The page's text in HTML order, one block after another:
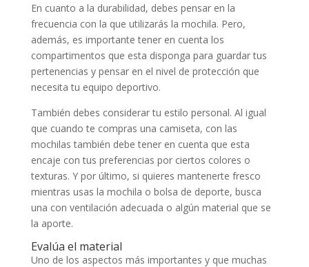
En cuanto a la durabilidad, debes pensar en la
frecuencia con la que utilizarás la mochila. Pero,
además, es importante tener en cuenta los
compartimentos que esta disponga para guardar tus
pertenencias y pensar en el nivel de protección que
necesita tu equipo deportivo.
También debes considerar tu estilo personal. Al igual
que cuando te compras una camiseta, con las
mochilas también debe tener en cuenta que esta
encaje con tus preferencias por ciertos colores o
texturas. Y por último, si quieres mantenerte fresco
mientras usas la mochila o bolsa de deporte, busca
una con ventilación adecuada o algún material que se
la aporte.
Evalúa el material
Uno de los aspectos más importantes y que muchas